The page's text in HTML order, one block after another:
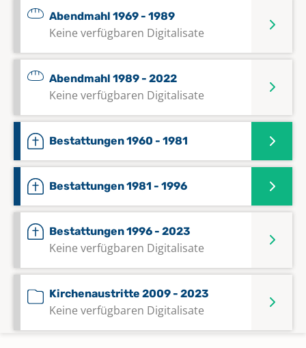
Abendmahl 1969 - 1989
Keine verfügbaren Digitalisate
Abendmahl 1989 - 2022
Keine verfügbaren Digitalisate
Bestattungen 1960 - 1981
Bestattungen 1981 - 1996
Bestattungen 1996 - 2023
Keine verfügbaren Digitalisate
Kirchenaustritte 2009 - 2023
Keine verfügbaren Digitalisate